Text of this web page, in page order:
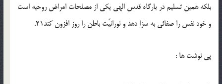
بلکه همين تسليم در بارگاه قدس الهي يکي از مصلحات امراض روحيه است
و خود نفس را صفائي به سزا دهد و نورانيّت باطن را روز افزون کند21.
پي نوشت ها :